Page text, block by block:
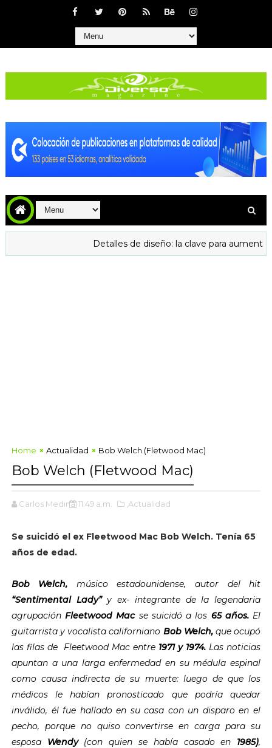
Detalles de diseño: la clave para aumentar la
Home Actualidad Bob Welch (Fletwood Mac)
Bob Welch (Fletwood Mac)
Carlos Medina 11:49 a.m. ,Actualidad
Se suicidó el ex Fleetwood Mac Bob Welch. Tenía 65
años de edad.
Bob Welch, músico estadounidense, autor del hit
“Sentimental Lady”y ex- integrante de la legendaria
agrupaciónFleetwood Macse suicidó a los 65 años.El
guitarrista y vocalista californiano Bob Welch,que ocupó
las filas de Fleetwood Mac entre 1971 y 1974. Las noticias
apuntan a una larga enfermedad en su médula espinal
como causa indirecta de su muerte: luego de que los
médicos le habían pronosticado que podría quedar
inválido, él fue hallado en su casa con un disparo en el
pecho, porque no quiso convertirse en carga para su
esposa Wendy (con quien se había casado en 1985),